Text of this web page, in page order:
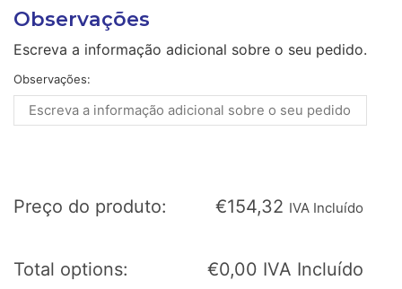
Observações
Escreva a informação adicional sobre o seu pedido.
Observações:
Preço do produto: €154,32 IVA Incluído
Total options: €0,00 IVA Incluído